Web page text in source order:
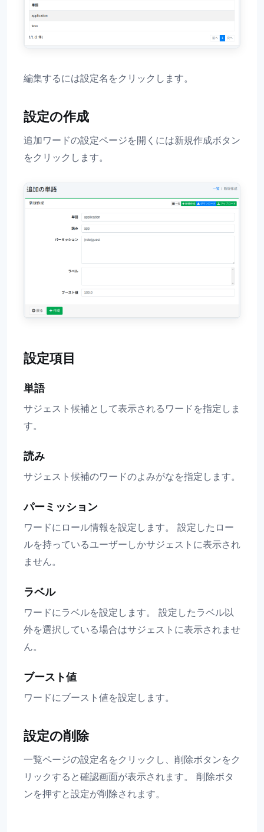
編集するには設定名をクリックします。
設定の作成
追加ワードの設定ページを開くには新規作成ボタン
をクリックします。
設定項目
単語
サジェスト候補として表示されるワードを指定しま
す。
読み
サジェスト候補のワードのよみがなを指定します。
パーミッション
ワードにロール情報を設定します。 設定したロー
ルを持っているユーザーしかサジェストに表示され
ません。
ラベル
ワードにラベルを設定します。 設定したラベル以
外を選択している場合はサジェストに表示されませ
ん。
ブースト値
ワードにブースト値を設定します。
設定の削除
一覧ページの設定名をクリックし、削除ボタンをク
リックすると確認画面が表示されます。 削除ボタ
ンを押すと設定が削除されます。